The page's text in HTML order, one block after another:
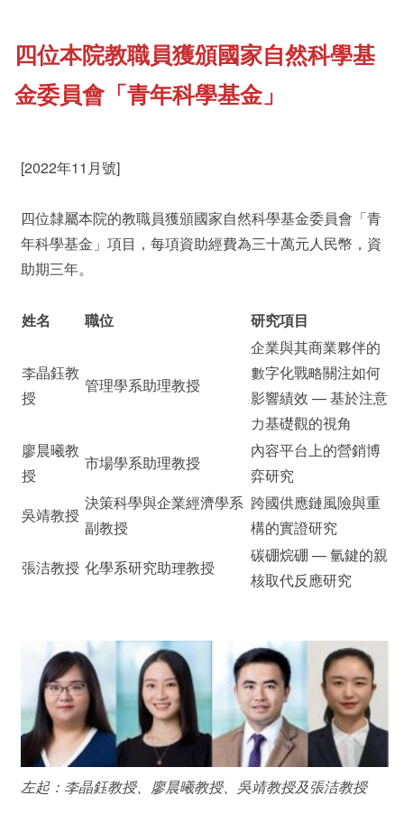
《新亞書院概覽》
影片庫
Student Development
四位本院教職員獲頒國家自然科學基
金委員會「青年科學基金」
[2022年11月號]
四位隸屬本院的教職員獲頒國家自然科學基金委員會「青
年科學基金」項目，每項資助經費為三十萬元人民幣，資
助期三年。
姓名 職位 研究項目
李晶鈺教
授
管理學系助理教授
企業與其商業夥伴的
數字化戰略關注如何
影響績效 — 基於注意
力基礎觀的視角
廖晨曦教
授
市場學系助理教授
內容平台上的營銷博
弈研究
吳靖教授
決策科學與企業經濟學系
副教授
跨國供應鏈風險與重
構的實證研究
張洁教授 化學系研究助理教授
碳硼烷硼 — 氫鍵的親
核取代反應研究
左起：李晶鈺教授、廖晨曦教授、吳靖教授及張洁教授